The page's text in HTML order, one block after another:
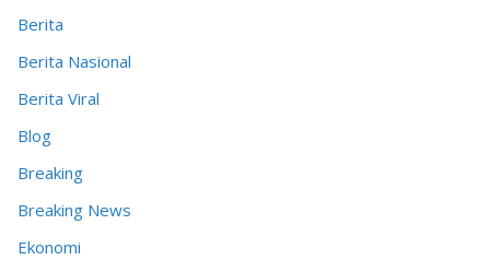
Berita
Berita Nasional
Berita Viral
Blog
Breaking
Breaking News
Ekonomi